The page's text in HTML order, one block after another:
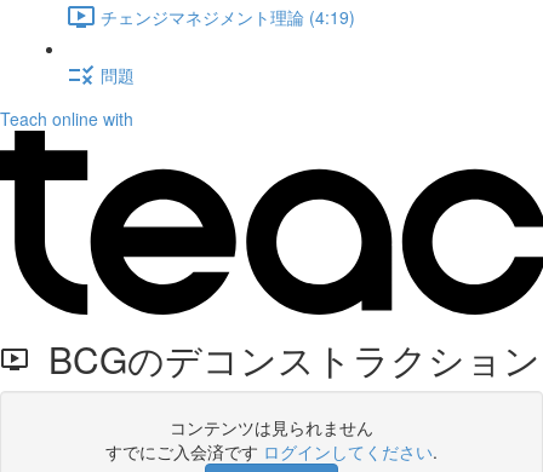
チェンジマネジメント理論 (4:19)
問題
Teach online with
BCGのデコンストラクション
コンテンツは見られません
すでにご入会済です ログインしてください.